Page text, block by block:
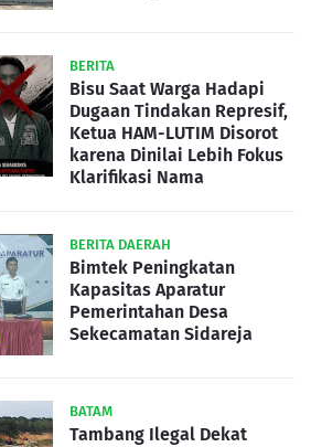
BERITA
Bisu Saat Warga Hadapi
Dugaan Tindakan Represif,
Ketua HAM-LUTIM Disorot
karena Dinilai Lebih Fokus
Klarifikasi Nama
BERITA DAERAH
Bimtek Peningkatan
Kapasitas Aparatur
Pemerintahan Desa
Sekecamatan Sidareja
BATAM
Tambang Ilegal Dekat